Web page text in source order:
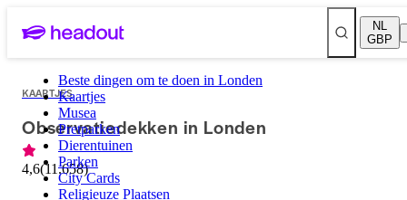
NL
GBP
Beste dingen om te doen in Londen
Kaartjes
Musea
Pretparken
Dierentuinen
Parken
City Cards
Religieuze Plaatsen
KAARTJES
Observatiedekken in Londen
4,6(11.658)